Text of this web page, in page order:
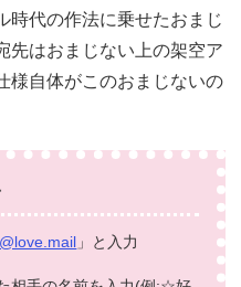
時代の作法に乗せたおまじ
先はおまじない上の架空ア
様自体がこのおまじないの
」と入力